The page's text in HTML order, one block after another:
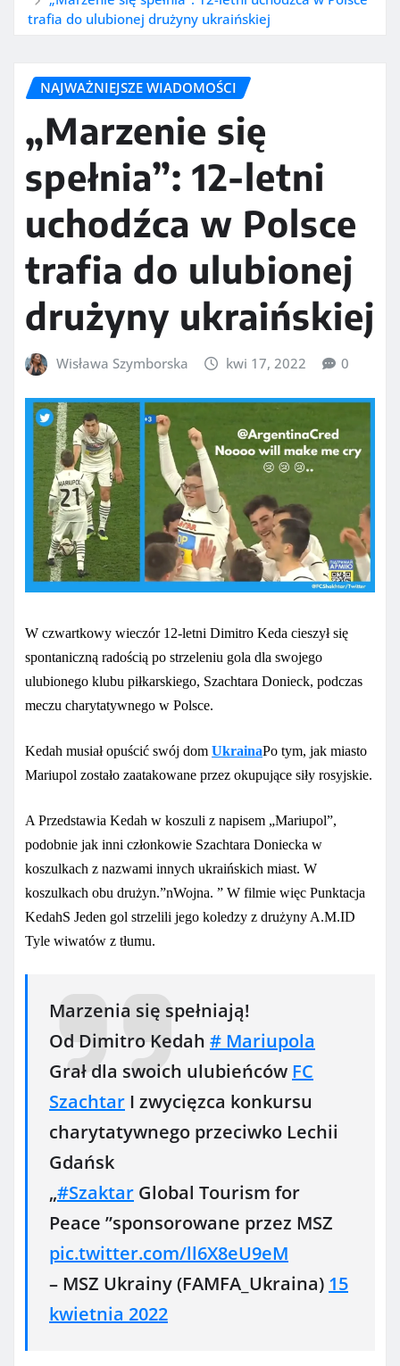
trafia do ulubionej drużyny ukraińskiej
NAJWAŻNIEJSZE WIADOMOŚCI
„Marzenie się
spełnia”: 12-letni
uchodźca w Polsce
trafia do ulubionej
drużyny ukraińskiej
Wisława Szymborska kwi 17, 2022 0
W czwartkowy wieczór 12-letni Dimitro Keda cieszył się
spontaniczną radością po strzeleniu gola dla swojego
ulubionego klubu piłkarskiego, Szachtara Donieck, podczas
meczu charytatywnego w Polsce.
Kedah musiał opuścić swój dom UkrainaPo tym, jak miasto
Mariupol zostało zaatakowane przez okupujące siły rosyjskie.
A Przedstawia Kedah w koszuli z napisem „Mariupol”,
podobnie jak inni członkowie Szachtara Doniecka w
koszulkach z nazwami innych ukraińskich miast. W
koszulkach obu drużyn.”nWojna. ” W filmie więc Punktacja
KedahS Jeden gol strzelili jego koledzy z drużyny A.M.ID
Tyle wiwatów z tłumu.
Marzenia się spełniają!
Od Dimitro Kedah # Mariupola
Grał dla swoich ulubieńców FC
Szachtar I zwycięzca konkursu
charytatywnego przeciwko Lechii
Gdańsk
„#Szaktar Global Tourism for
Peace ”sponsorowane przez MSZ
pic.twitter.com/ll6X8eU9eM
– MSZ Ukrainy (FAMFA_Ukraina) 15
kwietnia 2022